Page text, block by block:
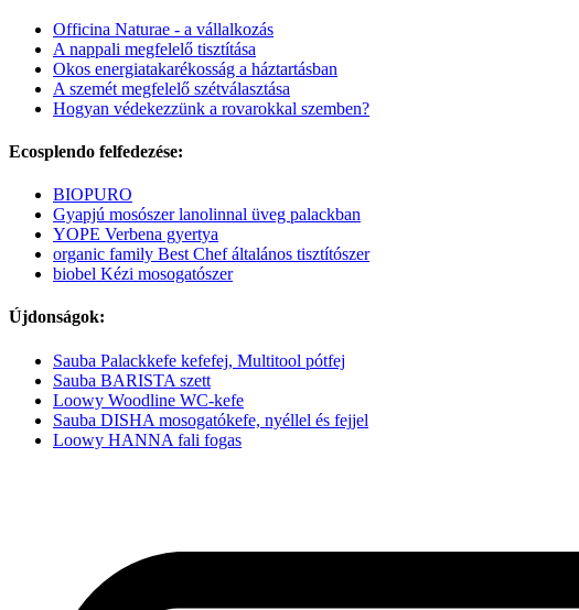
Officina Naturae - a vállalkozás
A nappali megfelelő tisztítása
Okos energiatakarékosság a háztartásban
A szemét megfelelő szétválasztása
Hogyan védekezzünk a rovarokkal szemben?
Ecosplendo felfedezése:
BIOPURO
Gyapjú mosószer lanolinnal üveg palackban
YOPE Verbena gyertya
organic family Best Chef általános tisztítószer
biobel Kézi mosogatószer
Újdonságok:
Sauba Palackkefe kefefej, Multitool pótfej
Sauba BARISTA szett
Loowy Woodline WC-kefe
Sauba DISHA mosogatókefe, nyéllel és fejjel
Loowy HANNA fali fogas